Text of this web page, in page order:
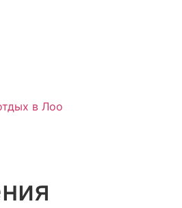
в Лоо